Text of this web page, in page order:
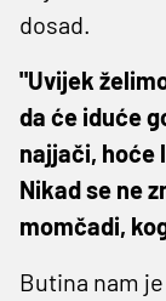
dosad.
"Uvijek
da će iduće
najjači, hoće
Nikad se ne
momčadi,
Butina nam